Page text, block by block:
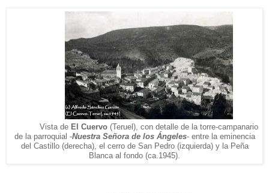
Vista de El Cuervo(Teruel), con detalle de la torre-campanario
de la parroquial -Nuestra Señora de los Ángeles- entre la eminencia
del Castillo (derecha), el cerro de San Pedro (izquierda)y la Peña
Blanca al fondo (ca.1945).